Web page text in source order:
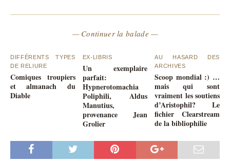
— Continuer la balade —
DIFFÉRENTS TYPES
DE RELIURE
Comiques troupiers
et almanach du
Diable
EX-LIBRIS
Un exemplaire
parfait:
Hypnerotomachia
Poliphili, Aldus
Manutius,
provenance Jean
Grolier
AU HASARD DES
ARCHIVES
Scoop mondial :) …
mais qui sont
vraiment les soutiens
d’Aristophil? Le
fichier Clearstream
de la bibliophilie